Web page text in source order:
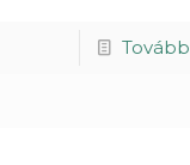
Tovább